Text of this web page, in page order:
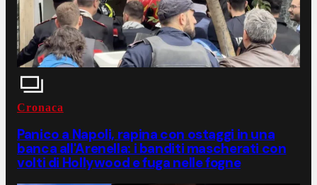
Cronaca
Panico a Napoli, rapina con ostaggi in una
banca all'Arenella: i banditi mascherati con
volti di Hollywood e fuga nelle fogne